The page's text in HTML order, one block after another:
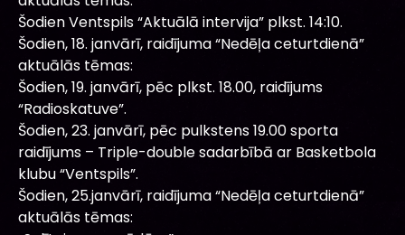
Šodien Ventspils “Aktuālā intervija” plkst. 14:10.
Šodien, 18. janvārī, raidījuma “Nedēļa ceturtdienā”
aktuālās tēmas:
Šodien, 19. janvārī, pēc plkst. 18.00, raidījums
“Radioskatuve”.
Šodien, 23. janvārī, pēc pulkstens 19.00 sporta
raidījums – Triple-double sadarbībā ar Basketbola
klubu “Ventspils”.
Šodien, 25.janvārī, raidījuma “Nedēļa ceturtdienā”
aktuālās tēmas: